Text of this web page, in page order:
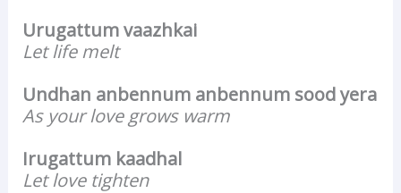
Urugattum vaazhkai
Let life melt
Undhan anbennum anbennum sood yera
As your love grows warm
Irugattum kaadhal
Let love tighten